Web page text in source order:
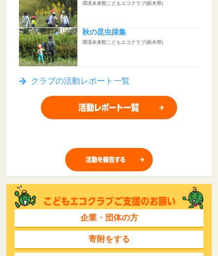
環境未来館こどもエコクラブ(栃木県)
秋の昆虫採集
環境未来館こどもエコクラブ(栃木県)
クラブの活動レポート一覧
企業・団体の方
寄附をする